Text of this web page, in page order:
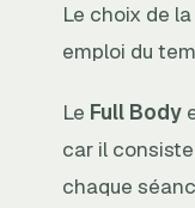
Le choix de
emploi du
Le Full Body
car il
chaque